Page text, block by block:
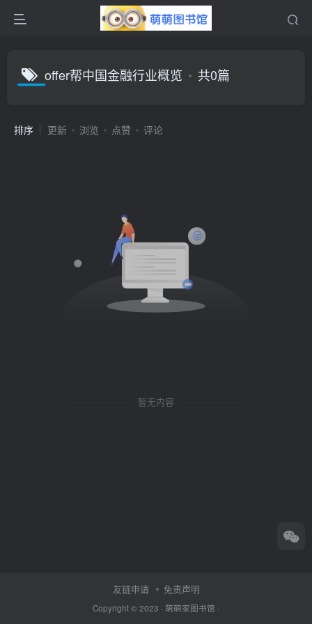
offer帮中国金融行业概览 共0篇
排序 更新 浏览 点赞 评论
暂无内容
友链申请 免责声明
Copyright © 2023 · 萌萌家图书馆 ·